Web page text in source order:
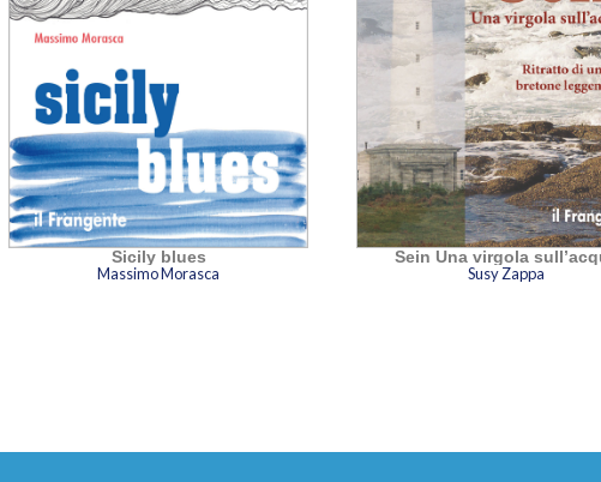
Sicily blues
Massimo Morasca
Sein Una virgola
Susy Zappa